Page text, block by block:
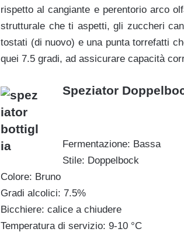
rispetto al cangiante e perentorio arco
strutturale che ti aspetti, gli zuccheri
tostati (di nuovo) e una punta torrefatti
quei 7.5 gradi, ad assicurare capacità
Speziator
Fermentazione: Bassa
Stile: Doppelbock
Colore: Bruno
Gradi alcolici: 7.5%
Bicchiere: calice a chiudere
Temperatura di servizio: 9-10 °C